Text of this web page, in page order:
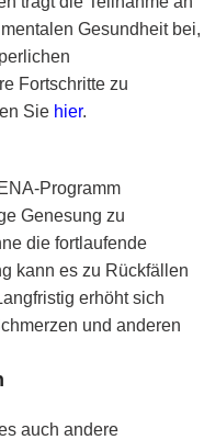
Gesundheit bei,
Fortschritte zu
Sie hier.
Programm
Genesung zu
die fortlaufende
kann es zu Rückfällen
erhöht sich
und anderen
auch andere